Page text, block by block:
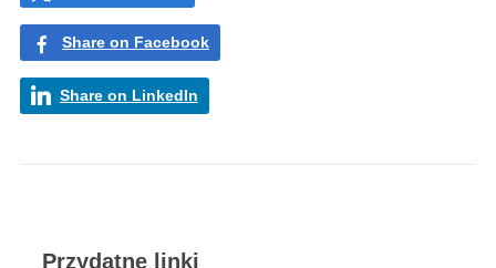
Share on Facebook
Share on LinkedIn
Przydatne linki